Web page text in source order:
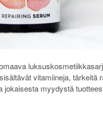
vitamiineja, tärkeitä
myydystä